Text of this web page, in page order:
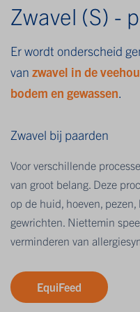
Zwavel (S) -
Er wordt onderscheid
van zwavel in de
bodem en gewassen.
Zwavel bij paarden
Voor verschillende
van groot belang. Deze
op de huid, hoeven,
gewrichten. Niettemin
verminderen van
EquiFeed